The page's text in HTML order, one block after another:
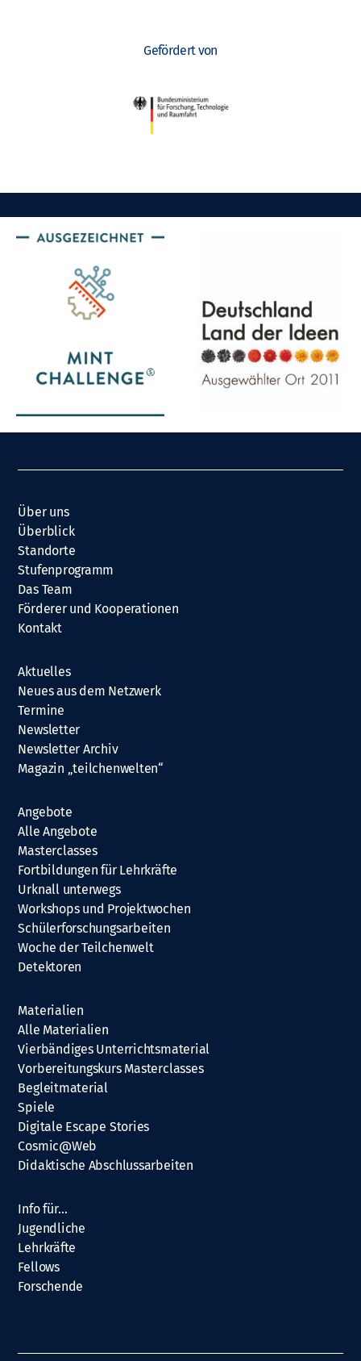
Gefördert von
Über uns
Überblick
Standorte
Stufenprogramm
Das Team
Förderer und Kooperationen
Kontakt
Aktuelles
Neues aus dem Netzwerk
Termine
Newsletter
Newsletter Archiv
Magazin „teilchenwelten“
Angebote
Alle Angebote
Masterclasses
Fortbildungen für Lehrkräfte
Urknall unterwegs
Workshops und Projektwochen
Schülerforschungsarbeiten
Woche der Teilchenwelt
Detektoren
Materialien
Alle Materialien
Vierbändiges Unterrichtsmaterial
Vorbereitungskurs Masterclasses
Begleitmaterial
Spiele
Digitale Escape Stories
Cosmic@Web
Didaktische Abschlussarbeiten
Info für…
Jugendliche
Lehrkräfte
Fellows
Forschende